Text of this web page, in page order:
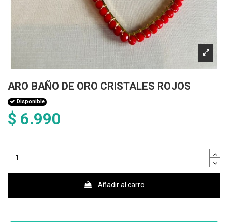
ARO BAÑO DE ORO CRISTALES ROJOS
Disponible
$ 6.990
Añadir al carro